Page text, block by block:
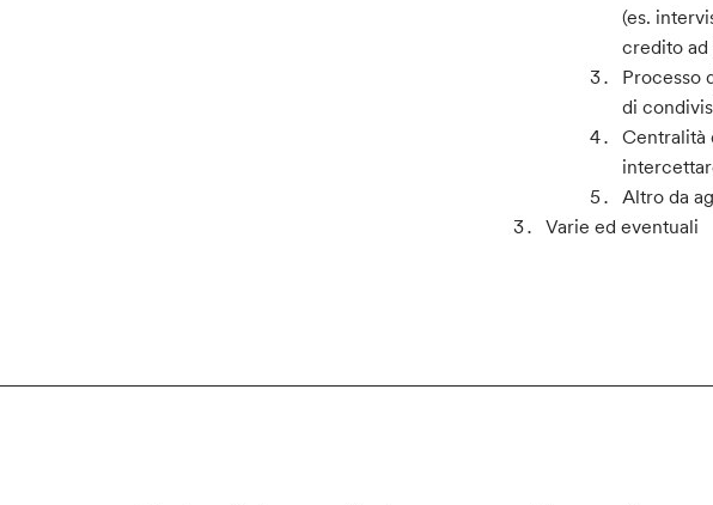
(es.
credito ad
Processo
di
Centralità
Altro da
Varie ed eventuali